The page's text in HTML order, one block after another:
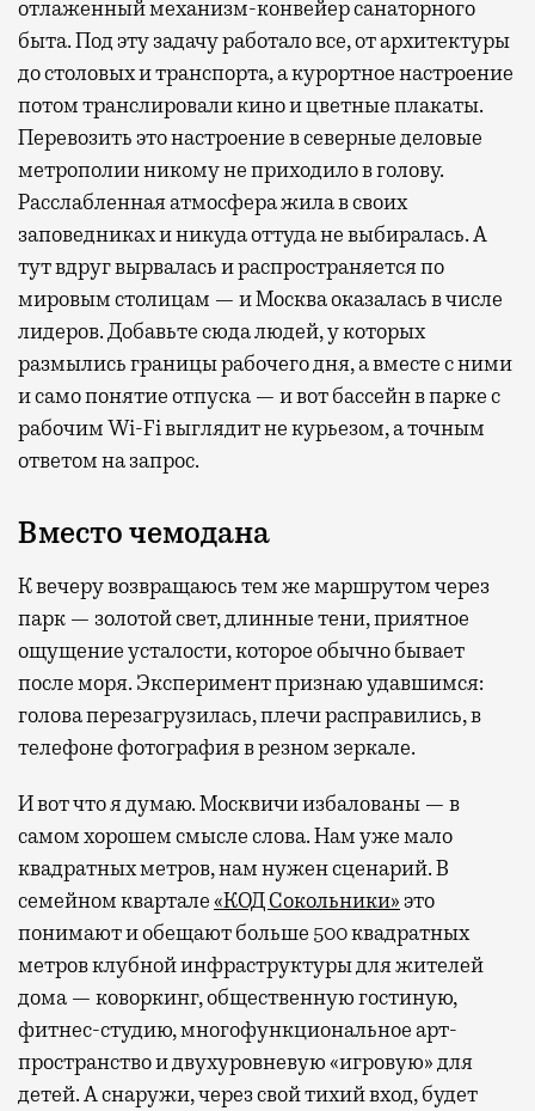
отлаженный механизм-конвейер санаторного
быта. Под эту задачу работало все, от архитектуры
до столовых и транспорта, а курортное настроение
потом транслировали кино и цветные плакаты.
Перевозить это настроение в северные деловые
метрополии никому не приходило в голову.
Расслабленная атмосфера жила в своих
заповедниках и никуда оттуда не выбиралась. А
тут вдруг вырвалась и распространяется по
мировым столицам — и Москва оказалась в числе
лидеров. Добавьте сюда людей, у которых
размылись границы рабочего дня, а вместе с ними
и само понятие отпуска — и вот бассейн в парке с
рабочим Wi-Fi выглядит не курьезом, а точным
ответом на запрос.
Вместо чемодана
К вечеру возвращаюсь тем же маршрутом через
парк — золотой свет, длинные тени, приятное
ощущение усталости, которое обычно бывает
после моря. Эксперимент признаю удавшимся:
голова перезагрузилась, плечи расправились, в
телефоне фотография в резном зеркале.
И вот что я думаю. Москвичи избалованы — в
самом хорошем смысле слова. Нам уже мало
квадратных метров, нам нужен сценарий. В
семейном квартале«КОД Сокольники»это
понимают и обещают больше 500 квадратных
метров клубной инфраструктуры для жителей
дома — коворкинг, общественную гостиную,
фитнес-студию, многофункциональное арт-
пространство и двухуровневую «игровую» для
детей. А снаружи, через свой тихий вход, будет